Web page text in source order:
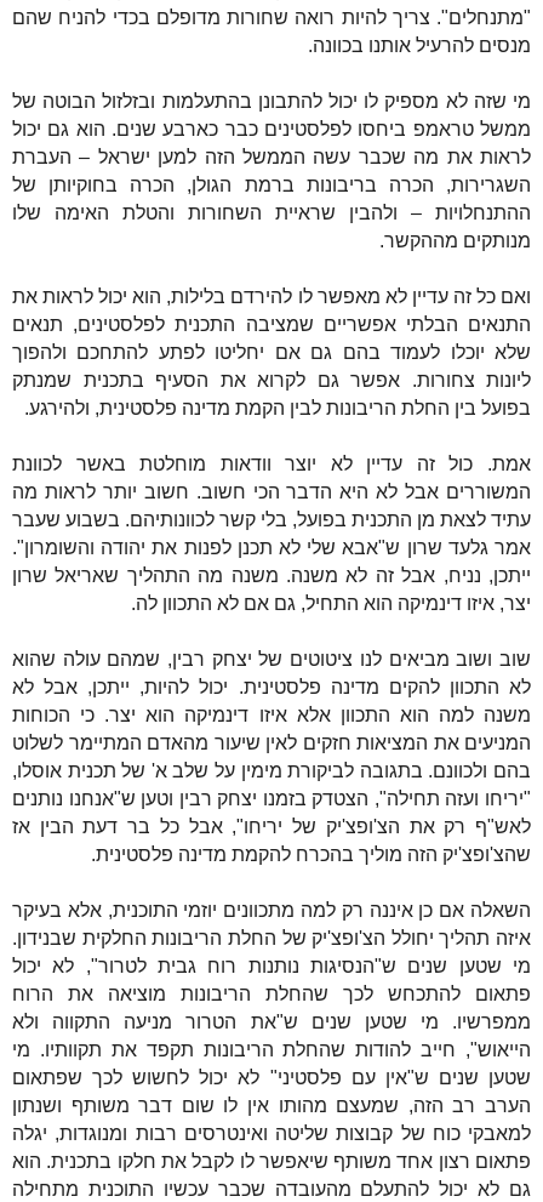
"מתנחלים". צריך להיות רואה שחורות מדופלם בכדי להניח שהם
מנסים להרעיל אותנו בכוונה.
מי שזה לא מספיק לו יכול להתבונן בהתעלמות ובזלזול הבוטה של
ממשל טראמפ ביחסו לפלסטינים כבר כארבע שנים. הוא גם יכול
לראות את מה שכבר עשה הממשל הזה למען ישראל – העברת
השגרירות, הכרה בריבונות ברמת הגולן, הכרה בחוקיותן של
ההתנחלויות – ולהבין שראיית השחורות והטלת האימה שלו
מנותקים מההקשר.
ואם כל זה עדיין לא מאפשר לו להירדם בלילות, הוא יכול לראות את
התנאים הבלתי אפשריים שמציבה התכנית לפלסטינים, תנאים
שלא יוכלו לעמוד בהם גם אם יחליטו לפתע להתחכם ולהפוך
ליונות צחורות. אפשר גם לקרוא את הסעיף בתכנית שמנתק
בפועל בין החלת הריבונות לבין הקמת מדינה פלסטינית, ולהירגע.
אמת. כול זה עדיין לא יוצר וודאות מוחלטת באשר לכוונת
המשוררים אבל לא היא הדבר הכי חשוב. חשוב יותר לראות מה
עתיד לצאת מן התכנית בפועל, בלי קשר לכוונותיהם. בשבוע שעבר
אמר גלעד שרון ש"אבא שלי לא תכנן לפנות את יהודה והשומרון".
ייתכן, נניח, אבל זה לא משנה. משנה מה התהליך שאריאל שרון
יצר, איזו דינמיקה הוא התחיל, גם אם לא התכוון לה.
שוב ושוב מביאים לנו ציטוטים של יצחק רבין, שמהם עולה שהוא
לא התכוון להקים מדינה פלסטינית. יכול להיות, ייתכן, אבל לא
משנה למה הוא התכוון אלא איזו דינמיקה הוא יצר. כי הכוחות
המניעים את המציאות חזקים לאין שיעור מהאדם המתיימר לשלוט
בהם ולכוונם. בתגובה לביקורת מימין על שלב א' של תכנית אוסלו,
"יריחו ועזה תחילה", הצטדק בזמנו יצחק רבין וטען ש"אנחנו נותנים
לאש"ף רק את הצ'ופצ'יק של יריחו", אבל כל בר דעת הבין אז
שהצ'ופצ'יק הזה מוליך בהכרח להקמת מדינה פלסטינית.
השאלה אם כן איננה רק למה מתכוונים יוזמי התוכנית, אלא בעיקר
איזה תהליך יחולל הצ'ופצ'יק של החלת הריבונות החלקית שבנידון.
מי שטען שנים ש"הנסיגות נותנות רוח גבית לטרור", לא יכול
פתאום להתכחש לכך שהחלת הריבונות מוציאה את הרוח
ממפרשיו. מי שטען שנים ש"את הטרור מניעה התקווה ולא
הייאוש", חייב להודות שהחלת הריבונות תקפד את תקוותיו. מי
שטען שנים ש"אין עם פלסטיני" לא יכול לחשוש לכך שפתאום
הערב רב הזה, שמעצם מהותו אין לו שום דבר משותף ושנתון
למאבקי כוח של קבוצות שליטה ואינטרסים רבות ומנוגדות, יגלה
פתאום רצון אחד משותף שיאפשר לו לקבל את חלקו בתכנית. הוא
גם לא יכול להתעלם מהעובדה שכבר עכשיו התוכנית מתחילה